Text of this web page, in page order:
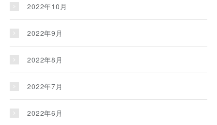
2022年10月
2022年9月
2022年8月
2022年7月
2022年6月